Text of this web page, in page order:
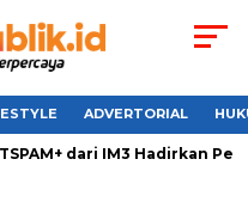
ADVERTORIAL
dari IM3 Hadirkan